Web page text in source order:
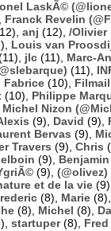
LaskÃ©
Franck Revelin
anj (12), /Olivier
Louis van
jlc (11), Marc-
(11),
Fabrice (10), Filmail
(10), Philippe
Michel Nizon
(9), David (9),
Bervas (9),
Travers (9), Chris
(9), Benjamin
(9), (@olivez)
et de la vie (9),
(8), Marie (8),
(8), Michel (8),
startuper(8), Fred